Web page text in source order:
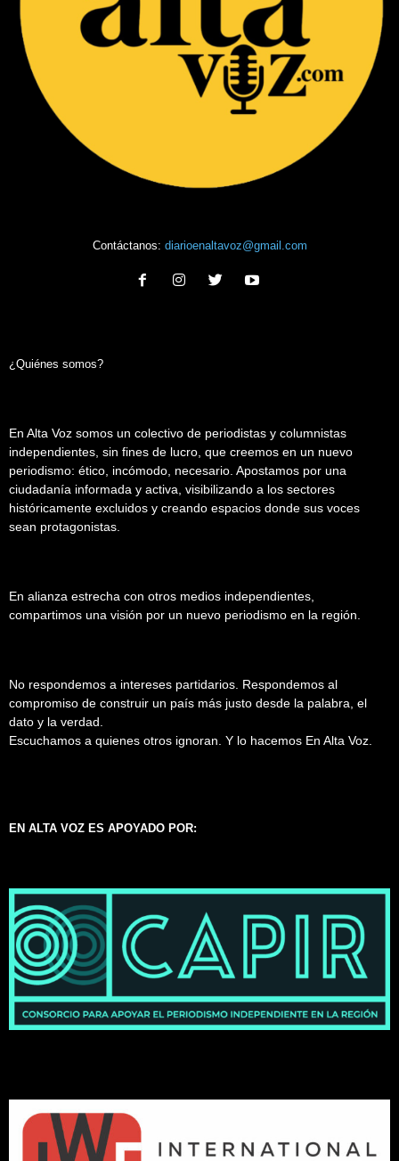
Contáctanos: diarioenaltavoz@gmail.com
¿Quiénes somos?
En Alta Voz somos un colectivo de periodistas y columnistas
independientes, sin fines de lucro, que creemos en un nuevo
periodismo: ético, incómodo, necesario. Apostamos por una
ciudadanía informada y activa, visibilizando a los sectores
históricamente excluidos y creando espacios donde sus voces
sean protagonistas.
En alianza estrecha con otros medios independientes,
compartimos una visión por un nuevo periodismo en la región.
No respondemos a intereses partidarios. Respondemos al
compromiso de construir un país más justo desde la palabra, el
dato y la verdad.
Escuchamos a quienes otros ignoran. Y lo hacemos En Alta Voz.
EN ALTA VOZ ES APOYADO POR: